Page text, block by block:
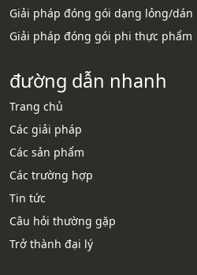
Giải pháp đóng gói dạng lỏng/dán
Giải pháp đóng gói phi thực phẩm
đường dẫn nhanh
Trang chủ
Các giải pháp
Các sản phẩm
Các trường hợp
Tin tức
Câu hỏi thường gặp
Trở thành đại lý